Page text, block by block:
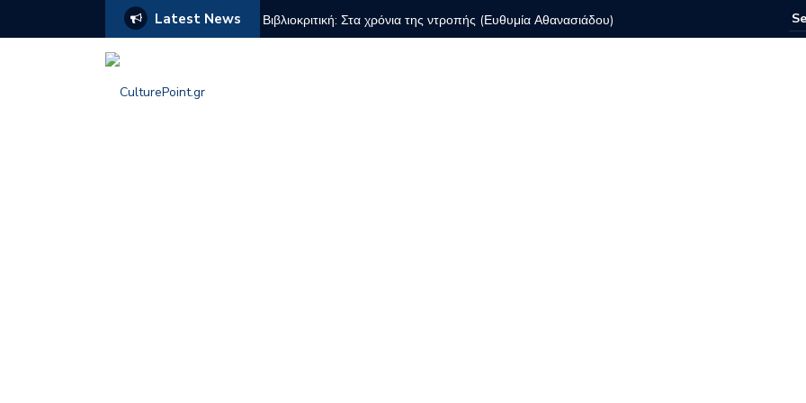
Latest News
οι ιδέες δεν αναλύονται Βιβλιοκριτική: Στα χρόνια της ντροπής (Ευθυμία Αθανασιάδου) Τι θα